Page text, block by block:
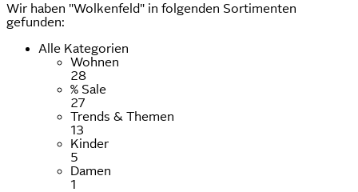
Wir haben "Wolkenfeld" in folgenden Sortimenten
gefunden:
Alle Kategorien
Wohnen
28
% Sale
27
Trends & Themen
13
Kinder
5
Damen
1